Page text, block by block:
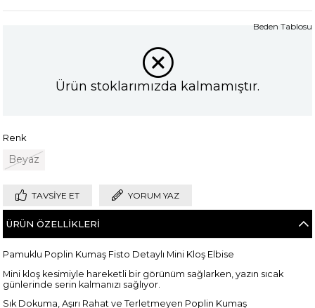
Ürün stoklarımızda kalmamıştır.
Renk
Beyaz
Beden Tablosu
TAVSIYE ET YORUM YAZ
ÜRÜN ÖZELLIKLERI
Pamuklu Poplin Kumaş Fisto Detaylı Mini Kloş Elbise
Mini kloş kesimiyle hareketli bir görünüm sağlarken, yazın sıcak
günlerinde serin kalmanızı sağlıyor.
Sık Dokuma, Aşırı Rahat ve Terletmeyen Poplin Kumaş